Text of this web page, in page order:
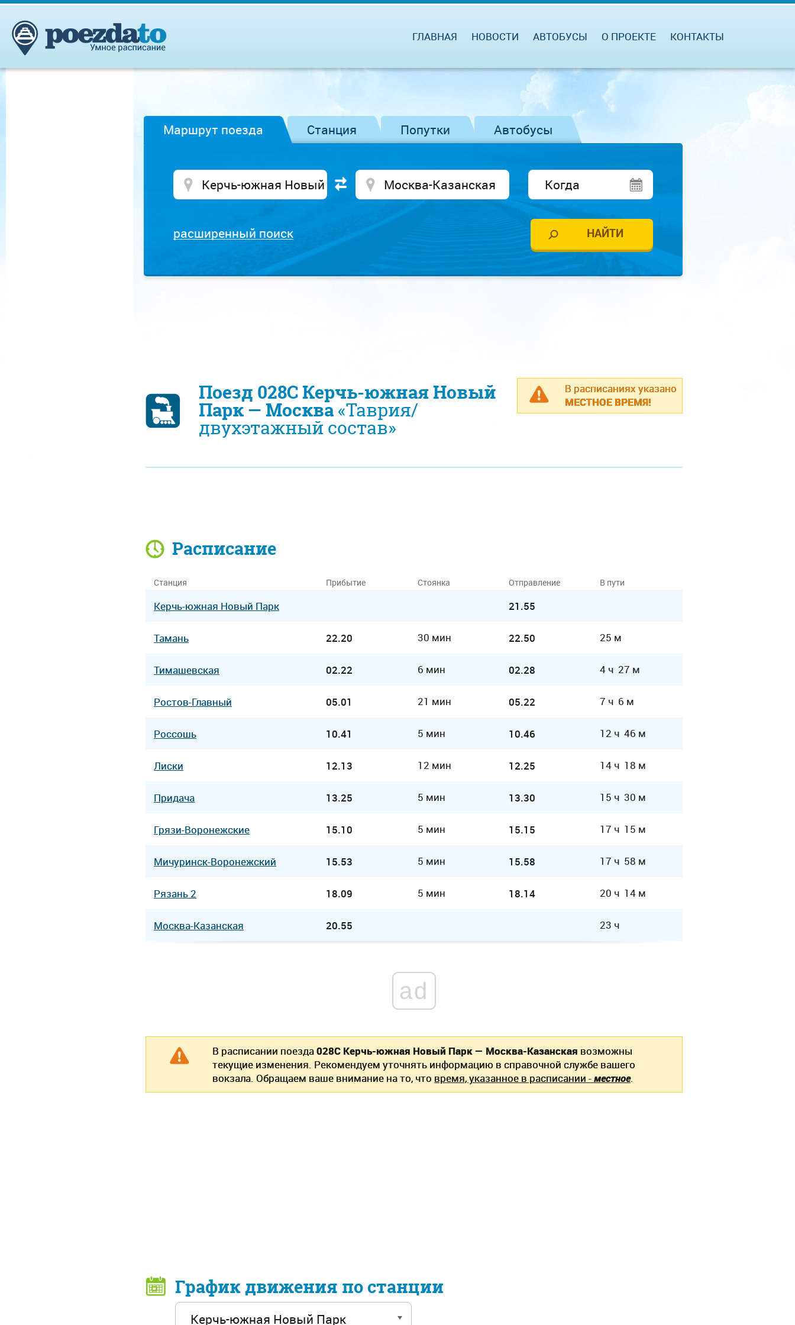
ГЛАВНАЯ НОВОСТИ АВТОБУСЫ О ПРОЕКТЕ КОНТАКТЫ
Маршрут поезда Станция Попутки Автобусы
расширенный поиск
В расписаниях указано
МЕСТНОЕ ВРЕМЯ!
Поезд 028С Керчь-южная Новый
Парк — Москва«Таврия/
двухэтажный состав»
Расписание
Станция Прибытие Стоянка Отправление В пути
Керчь-южная Новый Парк 21.55
Тамань 22.20 30 мин 22.50 25 м
Тимашевская 02.22 6 мин 02.28 4 ч 27 м
Ростов-Главный 05.01 21 мин 05.22 7 ч 6 м
Россошь 10.41 5 мин 10.46 12 ч 46 м
Лиски 12.13 12 мин 12.25 14 ч 18 м
Придача 13.25 5 мин 13.30 15 ч 30 м
Грязи-Воронежские 15.10 5 мин 15.15 17 ч 15 м
Мичуринск-Воронежский 15.53 5 мин 15.58 17 ч 58 м
Рязань 2 18.09 5 мин 18.14 20 ч 14 м
Москва-Казанская 20.55 23 ч
ad
В расписании поезда028С Керчь-южная Новый Парк — Москва-Казанская возможны
текущие изменения. Рекомендуем уточнять информацию в справочной службе вашего
вокзала. Обращаем ваше внимание на то, что время, указанное в расписании -местное.
График движения по станции